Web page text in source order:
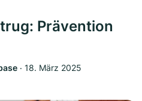
Prävention
‧ 18. März 2025